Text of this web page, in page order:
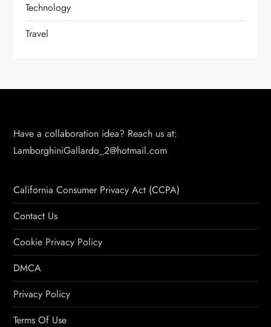
Technology
Travel
Have a collaboration idea? Reach us at:
LamborghiniGallardo_2@hotmail.com
California Consumer Privacy Act (CCPA)
Contact Us
Cookie Privacy Policy
DMCA
Privacy Policy
Terms Of Use